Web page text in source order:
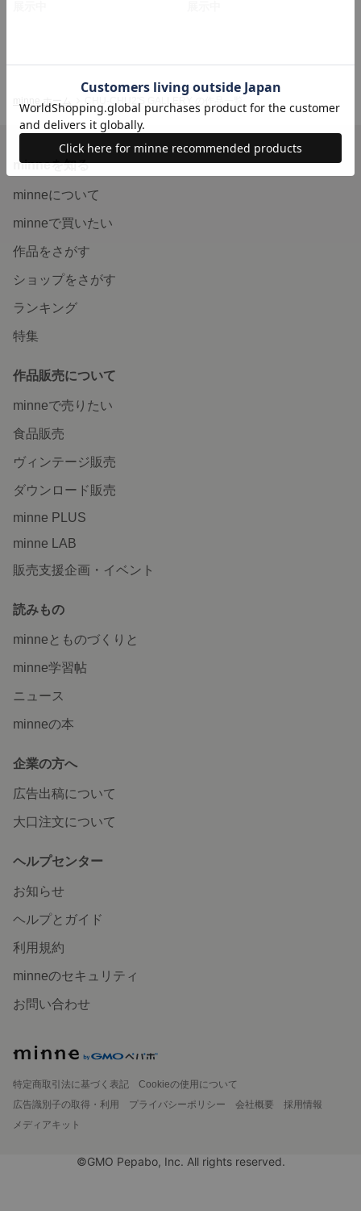
minneを知る
minneについて
minneで買いたい
作品をさがす
ショップをさがす
ランキング
特集
作品販売について
minneで売りたい
食品販売
ヴィンテージ販売
ダウンロード販売
minne PLUS
minne LAB
販売支援企画・イベント
読みもの
minneとものづくりと
minne学習帖
ニュース
minneの本
企業の方へ
広告出稿について
大口注文について
ヘルプセンター
お知らせ
ヘルプとガイド
利用規約
minneのセキュリティ
お問い合わせ
特定商取引法に基づく表記
Cookieの使用について
広告識別子の取得・利用
プライバシーポリシー 会社概要
採用情報
メディアキット
©GMO Pepabo, Inc. All rights reserved.